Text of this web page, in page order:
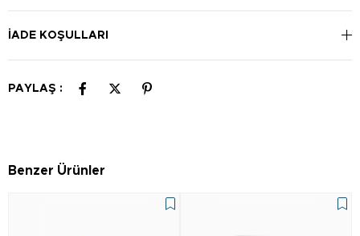
İADE KOŞULLARI
PAYLAŞ :
Benzer Ürünler